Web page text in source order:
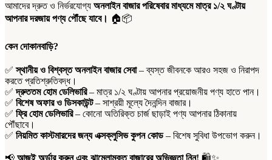
আমাদের দ্রুত ও নির্ভরযোগ্য অনলাইন বাজার পরিষেবার মাধ্যমে মাত্র ১/২ ঘণ্টায়
আপনার দরজায় পণ্য পৌঁছে যাবে। 🏠📦
কেন দোকানবাড়ি?
✅স্থানীয় ও বিশ্বস্ত অনলাইন বাজার সেবা– ব্যস্ত জীবনকে আরও সহজ ও নিরাপদ
করতে প্রতিশ্রুতিবদ্ধ।
✅দ্রুততম হোম ডেলিভারি– মাত্র ১/২ ঘণ্টায় আপনার প্রয়োজনীয় পণ্য হাতে পান।
✅ বিশেষ অফার ও ডিসকাউন্ট– সাশ্রয়ী মূল্যে দৈনন্দিন বাজার।
✅ ফ্রি হোম ডেলিভারি– কোনো অতিরিক্ত চার্জ ছাড়াই পণ্য আপনার ঠিকানায়
পৌঁছাবে।
✅ নিয়মিত কাস্টমারদের জন্য এক্সক্লুসিভ কুপন কোড– বিশেষ সুবিধা উপভোগ করুন।
📢 আজই অর্ডার করুন এবং ঝামেলামুক্ত বাজারের অভিজ্ঞতা নিন! 🛍️✨